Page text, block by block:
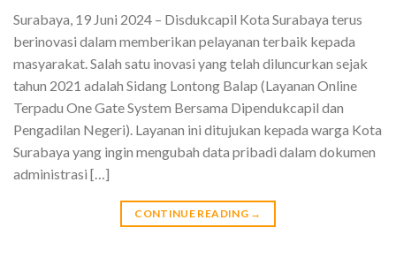
Surabaya, 19 Juni 2024 – Disdukcapil Kota Surabaya terus
berinovasi dalam memberikan pelayanan terbaik kepada
masyarakat. Salah satu inovasi yang telah diluncurkan sejak
tahun 2021 adalah Sidang Lontong Balap (Layanan Online
Terpadu One Gate System Bersama Dipendukcapil dan
Pengadilan Negeri). Layanan ini ditujukan kepada warga Kota
Surabaya yang ingin mengubah data pribadi dalam dokumen
administrasi […]
CONTINUE READING →